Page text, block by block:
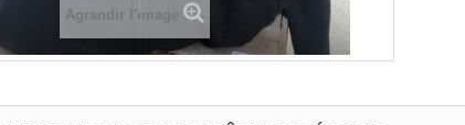
Agrandir l'image